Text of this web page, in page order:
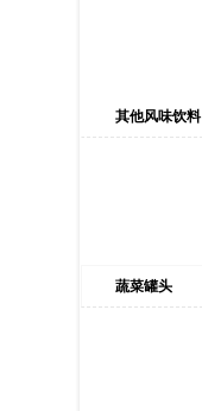
其他风味饮料
蔬菜罐头